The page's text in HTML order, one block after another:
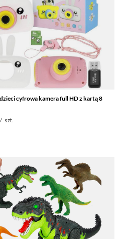
cyfrowa kamera full HD z kartą 8
/ szt.